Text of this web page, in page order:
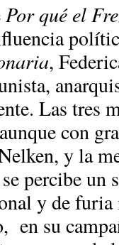
Por qué el
,
Las tres
con
y la
percibe un
y de
en su